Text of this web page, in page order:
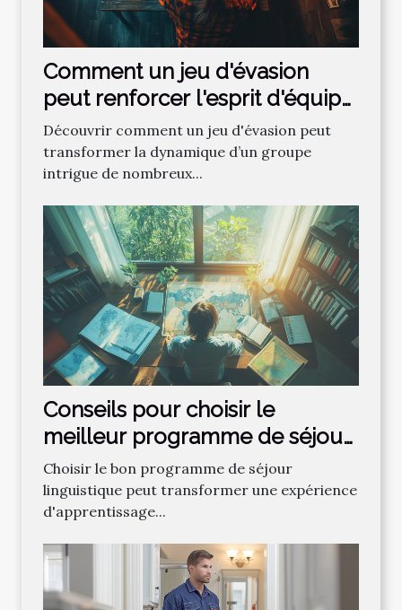
Comment un jeu d'évasion
peut renforcer l'esprit d'équipe
?
Découvrir comment un jeu d'évasion peut
transformer la dynamique d’un groupe
intrigue de nombreux...
Conseils pour choisir le
meilleur programme de séjour
linguistique
Choisir le bon programme de séjour
linguistique peut transformer une expérience
d'apprentissage...